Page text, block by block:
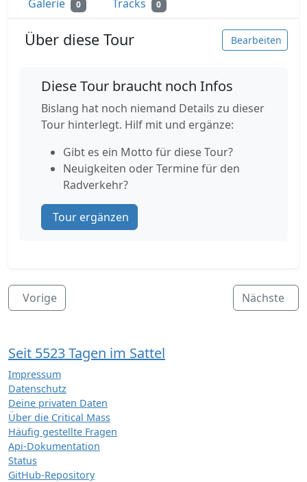
Galerie 0 Tracks 0
Über diese Tour Bearbeiten
Diese Tour braucht noch Infos
Bislang hat noch niemand Details zu dieser
Tour hinterlegt. Hilf mit und ergänze:
Gibt es ein Motto für diese Tour?
Neuigkeiten oder Termine für den
Radverkehr?
Tour ergänzen
Vorige Nächste
Seit 5523 Tagen im Sattel
Impressum
Datenschutz
Deine privaten Daten
Über die Critical Mass
Häufig gestellte Fragen
Api-Dokumentation
Status
GitHub-Repository